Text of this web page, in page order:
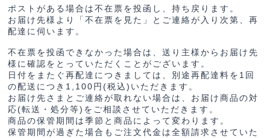
ポストがある場合は不在票を投函し、持ち戻ります。
お届け先様より「不在票を見た」とご連絡が入り次第、再
配達に伺います。
不在票を投函できなかった場合は、送り主様からお届け先
様に確認をとっていただくことがございます。
日付をまたぐ再配達につきましては、別途再配達料を1回
の配送につき1,100円(税込)いただきます。
お届け先さまとご連絡が取れない場合は、お届け商品の対
応(転送・処分等)をご相談させていただきます。
商品の保管期間は季節と商品によって変わります。
保管期間が過ぎた場合もご注文代金は全額請求させていた